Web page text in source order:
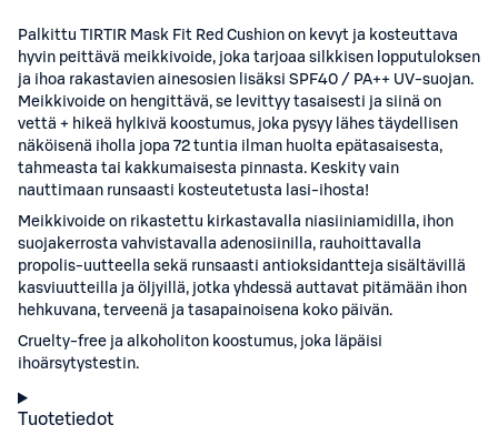
Palkittu TIRTIR Mask Fit Red Cushion on kevyt ja kosteuttava
hyvin peittävä meikkivoide, joka tarjoaa silkkisen lopputuloksen
ja ihoa rakastavien ainesosien lisäksi SPF40 / PA++ UV-suojan.
Meikkivoide on hengittävä, se levittyy tasaisesti ja siinä on
vettä + hikeä hylkivä koostumus, joka pysyy lähes täydellisen
näköisenä iholla jopa 72 tuntia ilman huolta epätasaisesta,
tahmeasta tai kakkumaisesta pinnasta. Keskity vain
nauttimaan runsaasti kosteutetusta lasi-ihosta!
Meikkivoide on rikastettu kirkastavalla niasiiniamidilla, ihon
suojakerrosta vahvistavalla adenosiinilla, rauhoittavalla
propolis-uutteella sekä runsaasti antioksidantteja sisältävillä
kasviuutteilla ja öljyillä, jotka yhdessä auttavat pitämään ihon
hehkuvana, terveenä ja tasapainoisena koko päivän.
Cruelty-free ja alkoholiton koostumus, joka läpäisi
ihoärsytystestin.
Tuotetiedot